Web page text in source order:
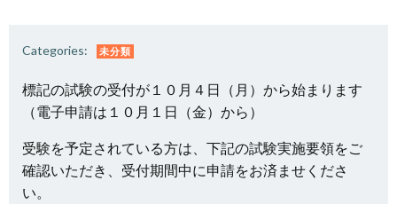
Categories: 未分類
標記の試験の受付が１０月４日（月）から始まります
（電子申請は１０月１日（金）から）
受験を予定されている方は、下記の試験実施要領をご
確認いただき、受付期間中に申請をお済ませくださ
い。